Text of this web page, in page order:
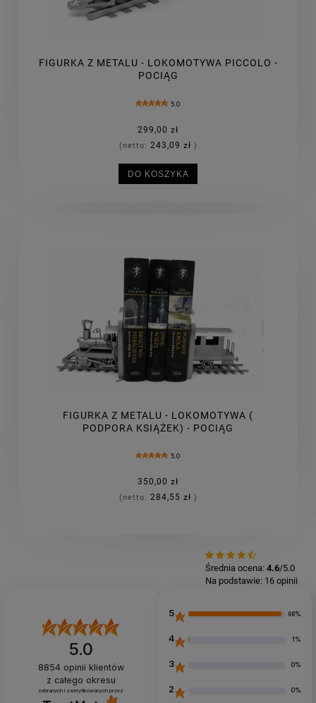
FIGURKA Z METALU - LOKOMOTYWA PICCOLO -
POCIĄG
5.0
299,00 zł
(netto: 243,09 zł )
DO KOSZYKA
FIGURKA Z METALU - LOKOMOTYWA (
PODPORA KSIĄŻEK) - POCIĄG
5.0
350,00 zł
(netto: 284,55 zł )
Średnia ocena: 4.6/5.0
Na podstawie: 16 opinii
5.0
8854opinii klientów
z całego okresu
zebranych i zweryfikowanych przez
5 98%
4 1%
3 0%
2 0%